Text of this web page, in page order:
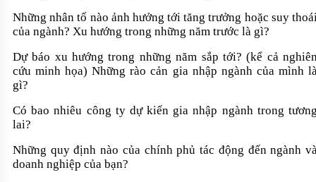
Những nhân tố nào ảnh hưởng tới tăng trưởng hoặc suy
của ngành? Xu hướng trong những năm trước là gì?
Dự báo xu hướng trong những năm sắp tới? (kể cả
cứu minh họa) Những rào cản gia nhập ngành của mình
gì?
Có bao nhiêu công ty dự kiến gia nhập ngành trong
lai?
Những quy định nào của chính phủ tác động đến ngành
doanh nghiệp của bạn?